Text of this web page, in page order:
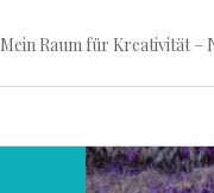
Mein Raum für Kreativität –